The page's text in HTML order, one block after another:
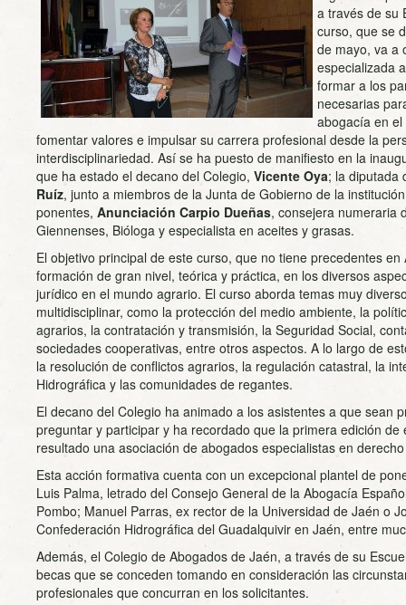
a través de su
curso, que se
de mayo, va a
especializada
formar a los
necesarias
abogacía en
fomentar valores e impulsar su carrera profesional desde la
interdisciplinariedad. Así se ha puesto de manifiesto en la
que ha estado el decano del Colegio, Vicente Oya; la diputada
Ruíz, junto a miembros de la Junta de Gobierno de la
ponentes, Anunciación Carpio Dueñas, consejera numeraria
Giennenses, Bióloga y especialista en aceites y grasas.
El objetivo principal de este curso, que no tiene precedentes
formación de gran nivel, teórica y práctica, en los diversos
jurídico en el mundo agrario. El curso aborda temas muy
multidisciplinar, como la protección del medio ambiente, la
agrarios, la contratación y transmisión, la Seguridad Social,
sociedades cooperativas, entre otros aspectos. A lo largo de
la resolución de conflictos agrarios, la regulación catastral, la
Hidrográfica y las comunidades de regantes.
El decano del Colegio ha animado a los asistentes a que sean
preguntar y participar y ha recordado que la primera edición de
resultado una asociación de abogados especialistas en
Esta acción formativa cuenta con un excepcional plantel de
Luis Palma, letrado del Consejo General de la Abogacía
Pombo; Manuel Parras, ex rector de la Universidad de Jaén o
Confederación Hidrográfica del Guadalquivir en Jaén, entre
Además, el Colegio de Abogados de Jaén, a través de su
becas que se conceden tomando en consideración las
profesionales que concurran en los solicitantes.